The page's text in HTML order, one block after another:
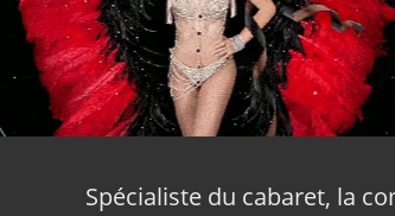
Spécialiste du cabaret, la